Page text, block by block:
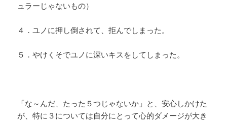
ュラーじゃないもの）
４．ユノに押し倒されて、拒んでしまった。
５．やけくそでユノに深いキスをしてしまった。
「な～んだ、たった５つじゃないか」と、安心しかけた
が、特に３については自分にとって心的ダメージが大き